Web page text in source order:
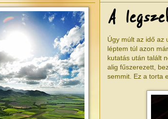
A
Úgy múlt az idő az
léptem túl azon
kutatás után talált
alig fűszerezett,
semmit. Ez a torta